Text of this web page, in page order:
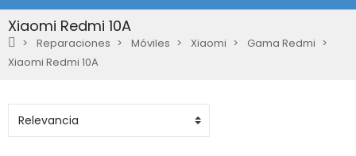
Xiaomi Redmi 10A
Reparaciones Móviles Xiaomi
Gama Redmi
Xiaomi Redmi 10A